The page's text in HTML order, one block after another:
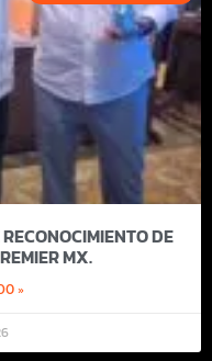
DE
MX.
»